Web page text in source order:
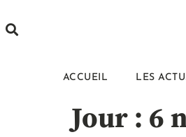
ACCUEIL LES
Jour : 6